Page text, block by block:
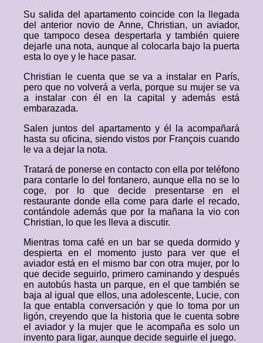
Su salida del apartamento coincide con la llegada
del anterior novio de Anne, Christian, un aviador,
que tampoco desea despertarla y también quiere
dejarle una nota, aunque al colocarla bajo la puerta
esta lo oye y le hace pasar.
Christian le cuenta que se va a instalar en París,
pero que no volverá a verla, porque su mujer se va
a instalar con él en la capital y además está
embarazada.
Salen juntos del apartamento y él la acompañará
hasta su oficina, siendo vistos por François cuando
le va a dejar la nota.
Tratará de ponerse en contacto con ella por teléfono
para contarle lo del fontanero, aunque ella no se lo
coge, por lo que decide presentarse en el
restaurante donde ella come para darle el recado,
contándole además que por la mañana la vio con
Christian, lo que les lleva a discutir.
Mientras toma café en un bar se queda dormido y
despierta en el momento justo para ver que el
aviador está en el mismo bar con otra mujer, por lo
que decide seguirlo, primero caminando y después
en autobús hasta un parque, en el que también se
baja al igual que ellos, una adolescente, Lucie, con
la que entabla conversación y que lo toma por un
ligón, creyendo que la historia que le cuenta sobre
el aviador y la mujer que le acompaña es solo un
invento para ligar, aunque decide seguirle el juego.